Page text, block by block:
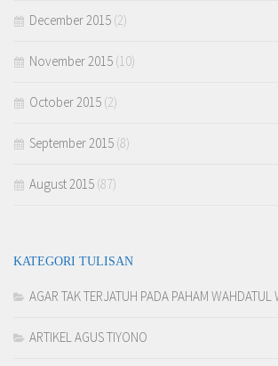
December 2015 (2)
November 2015 (10)
October 2015 (2)
September 2015 (8)
August 2015 (87)
KATEGORI TULISAN
AGAR TAK TERJATUH PADA PAHAM WAHDATUL
ARTIKEL AGUS TIYONO